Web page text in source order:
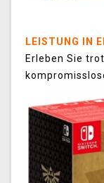
LEISTUNG IN
Erleben Sie